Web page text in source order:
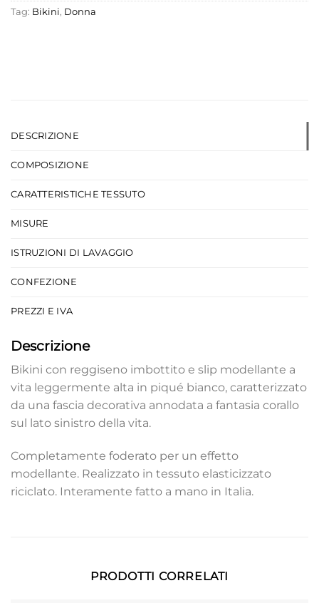
Tag: Bikini, Donna
DESCRIZIONE
COMPOSIZIONE
CARATTERISTICHE TESSUTO
MISURE
ISTRUZIONI DI LAVAGGIO
CONFEZIONE
PREZZI E IVA
Descrizione
Bikini con reggiseno imbottito e slip modellante a
vita leggermente alta in piqué bianco, caratterizzato
da una fascia decorativa annodata a fantasia corallo
sul lato sinistro della vita.
Completamente foderato per un effetto
modellante. Realizzato in tessuto elasticizzato
riciclato. Interamente fatto a mano in Italia.
PRODOTTI CORRELATI